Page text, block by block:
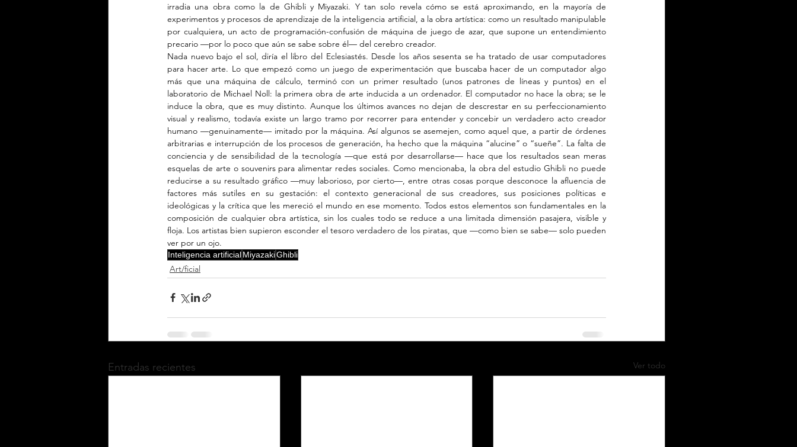
irradia una obra como la de Ghibli y Miyazaki. Y tan solo revela cómo se está aproximando, en la mayoría de
experimentos y procesos de aprendizaje de la inteligencia artificial, a la obra artística: como un resultado manipulable
por cualquiera, un acto de programación-confusión de máquina de juego de azar, que supone un entendimiento
precario —por lo poco que aún se sabe sobre él— del cerebro creador.
Nada nuevo bajo el sol, diría el libro del Eclesiastés. Desde los años sesenta se ha tratado de usar computadores
para hacer arte. Lo que empezó como un juego de experimentación que buscaba hacer de un computador algo
más que una máquina de cálculo, terminó con un primer resultado (unos patrones de líneas y puntos) en el
laboratorio de Michael Noll: la primera obra de arte inducida a un ordenador. El computador no hace la obra; se le
induce la obra, que es muy distinto. Aunque los últimos avances no dejan de descrestar en su perfeccionamiento
visual y realismo, todavía existe un largo tramo por recorrer para entender y concebir un verdadero acto creador
humano —genuinamente— imitado por la máquina. Así algunos se asemejen, como aquel que, a partir de órdenes
arbitrarias e interrupción de los procesos de generación, ha hecho que la máquina “alucine” o “sueñe”. La falta de
conciencia y de sensibilidad de la tecnología —que está por desarrollarse— hace que los resultados sean meras
esquelas de arte o souvenirs para alimentar redes sociales. Como mencionaba, la obra del estudio Ghibli no puede
reducirse a su resultado gráfico —muy laborioso, por cierto—, entre otras cosas porque desconoce la afluencia de
factores más sutiles en su gestación: el contexto generacional de sus creadores, sus posiciones políticas e
ideológicas y la crítica que les mereció el mundo en ese momento. Todos estos elementos son fundamentales en la
composición de cualquier obra artística, sin los cuales todo se reduce a una limitada dimensión pasajera, visible y
floja. Los artistas bien supieron esconder el tesoro verdadero de los piratas, que —como bien se sabe— solo pueden
ver por un ojo.
Inteligencia artificialMiyazakiGhibli
Art/ficial
Entradas recientes Ver todo